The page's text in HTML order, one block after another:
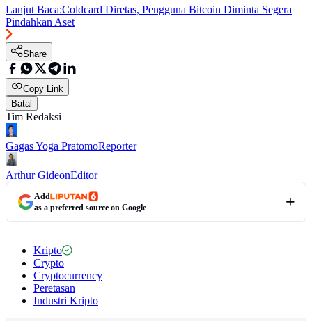
Lanjut Baca:Coldcard Diretas, Pengguna Bitcoin Diminta Segera
Pindahkan Aset
Share
Copy Link
Batal
Tim Redaksi
Gagas Yoga PratomoReporter
Arthur GideonEditor
Add
as a preferred source on Google
Kripto
Crypto
Cryptocurrency
Peretasan
Industri Kripto